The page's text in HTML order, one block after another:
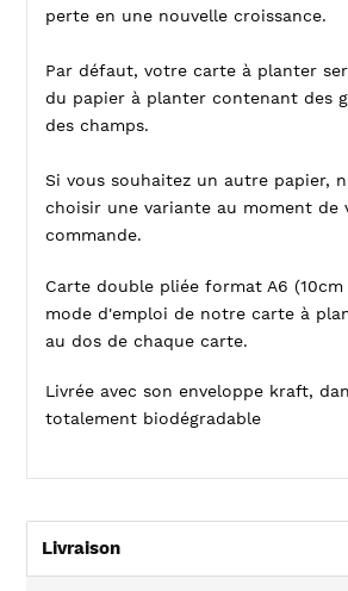
perte en une nouvelle croissance.
Par défaut, votre carte à planter
du papier à planter contenant des
des champs.
Si vous souhaitez un autre papier,
choisir une variante au moment de
commande.
Carte double pliée format A6 (10cm
mode d'emploi de notre carte à
au dos de chaque carte.
Livrée avec son enveloppe kraft,
totalement biodégradable
Livraison